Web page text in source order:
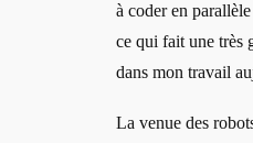
à coder en
ce qui fait une très
dans mon travail
La venue des